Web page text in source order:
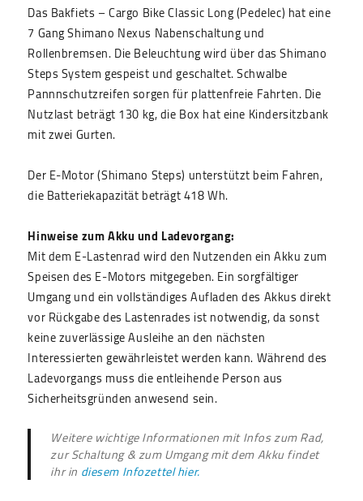
Das Bakfiets – Cargo Bike Classic Long (Pedelec) hat eine
7 Gang Shimano Nexus Nabenschaltung und
Rollenbremsen. Die Beleuchtung wird über das Shimano
Steps System gespeist und geschaltet. Schwalbe
Pannnschutzreifen sorgen für plattenfreie Fahrten. Die
Nutzlast beträgt 130 kg, die Box hat eine Kindersitzbank
mit zwei Gurten.
Der E-Motor (Shimano Steps) unterstützt beim Fahren,
die Batteriekapazität beträgt 418 Wh.
Hinweise zum Akku und Ladevorgang:
Mit dem E-Lastenrad wird den Nutzenden ein Akku zum
Speisen des E-Motors mitgegeben. Ein sorgfältiger
Umgang und ein vollständiges Aufladen des Akkus direkt
vor Rückgabe des Lastenrades ist notwendig, da sonst
keine zuverlässige Ausleihe an den nächsten
Interessierten gewährleistet werden kann. Während des
Ladevorgangs muss die entleihende Person aus
Sicherheitsgründen anwesend sein.
Weitere wichtige Informationen mit Infos zum Rad,
zur Schaltung & zum Umgang mit dem Akku findet
ihr in diesem Infozettel hier.